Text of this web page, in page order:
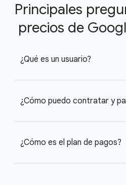
Principales
precios de
¿Qué es un usuario?
¿Cómo puedo contratar y
¿Cómo es el plan de pagos?